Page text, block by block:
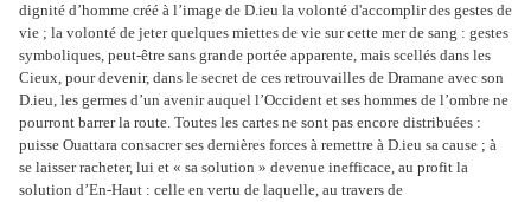
dignité d’homme créé à l’image de D.ieu la volonté d'accomplir des gestes de
vie ; la volonté de jeter quelques miettes de vie sur cette mer de sang : gestes
symboliques, peut-être sans grande portée apparente, mais scellés dans les
Cieux, pour devenir, dans le secret de ces retrouvailles de Dramane avec son
D.ieu, les germes d’un avenir auquel l’Occident et ses hommes de l’ombre ne
pourront barrer la route. Toutes les cartes ne sont pas encore distribuées :
puisse Ouattara consacrer ses dernières forces à remettre à D.ieu sa cause ; à
se laisser racheter, lui et « sa solution » devenue inefficace, au profit la
solution d’En-Haut : celle en vertu de laquelle, au travers de